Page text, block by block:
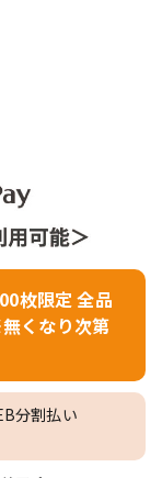
枚限定 全品
くなり次第
分割払い